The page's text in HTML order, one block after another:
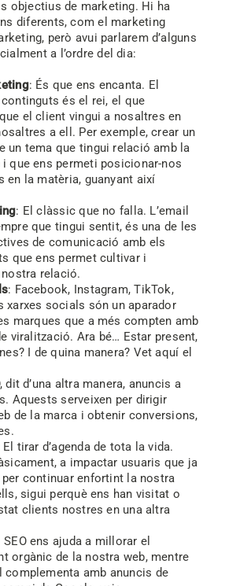
objectius de marketing. Hi ha
diferents, com el marketing
però avui parlarem d’alguns
a l’ordre del dia:
: És que ens encanta. El
és el rei, el que
el client vingui a nosaltres en
a ell. Per exemple, crear un
un tema que tingui relació amb la
que ens permeti posicionar-nos
en la matèria, guanyant així
: El clàssic que no falla. L’email
que tingui sentit, és una de les
de comunicació amb els
que ens permet cultivar i
relació.
: Facebook, Instagram, TikTok,
xarxes socials són un aparador
marques que a més compten amb
viralització. Ara bé… Estar present,
I de quina manera? Vet aquí el
dit d’una altra manera, anuncis a
Aquests serveixen per dirigir
de la marca i obtenir conversions,
El tirar d’agenda de tota la vida.
a impactar usuaris que ja
continuar enfortint la nostra
sigui perquè ens han visitat o
clients nostres en una altra
SEO ens ajuda a millorar el
orgànic de la nostra web, mentre
complementa amb anuncis de